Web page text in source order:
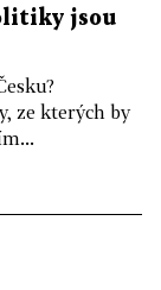
jsou
ze kterých by